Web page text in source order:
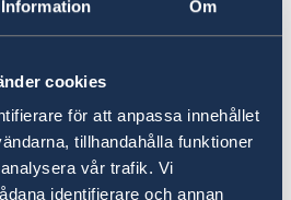
Information Om
cookies
för att anpassa innehållet
tillhandahålla funktioner
vår trafik. Vi
identifierare och annan
företag
perspektiv beaktas.
runt om i
att hjälpa svenskar med
expertis. Motsvarande
man återvänder till